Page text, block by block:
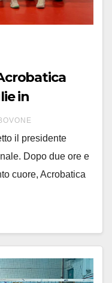
in
il presidente
Dopo due ore e
cuore, Acrobatica